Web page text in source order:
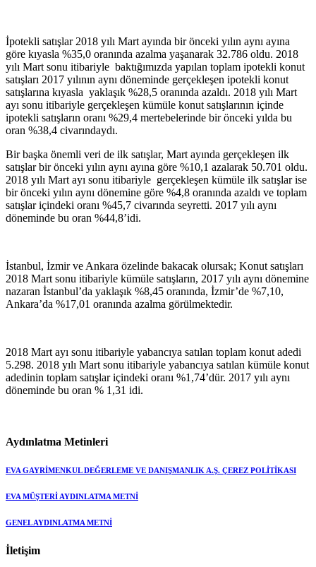
İpotekli satışlar 2018 yılı Mart ayında bir önceki yılın aynı ayına
göre kıyasla %35,0 oranında azalma yaşanarak 32.786 oldu. 2018
yılı Mart sonu itibariyle baktığımızda yapılan toplam ipotekli konut
satışları 2017 yılının aynı döneminde gerçekleşen ipotekli konut
satışlarına kıyasla yaklaşık %28,5 oranında azaldı. 2018 yılı Mart
ayı sonu itibariyle gerçekleşen kümüle konut satışlarının içinde
ipotekli satışların oranı %29,4 mertebelerinde bir önceki yılda bu
oran %38,4 civarındaydı.
Bir başka önemli veri de ilk satışlar, Mart ayında gerçekleşen ilk
satışlar bir önceki yılın aynı ayına göre %10,1 azalarak 50.701 oldu.
2018 yılı Mart ayı sonu itibariyle gerçekleşen kümüle ilk satışlar ise
bir önceki yılın aynı dönemine göre %4,8 oranında azaldı ve toplam
satışlar içindeki oranı %45,7 civarında seyretti. 2017 yılı aynı
döneminde bu oran %44,8’idi.
İstanbul, İzmir ve Ankara özelinde bakacak olursak; Konut satışları
2018 Mart sonu itibariyle kümüle satışların, 2017 yılı aynı dönemine
nazaran İstanbul’da yaklaşık %8,45 oranında, İzmir’de %7,10,
Ankara’da %17,01 oranında azalma görülmektedir.
2018 Mart ayı sonu itibariyle yabancıya satılan toplam konut adedi
5.298. 2018 yılı Mart sonu itibariyle yabancıya satılan kümüle konut
adedinin toplam satışlar içindeki oranı %1,74’dür. 2017 yılı aynı
döneminde bu oran % 1,31 idi.
Aydınlatma Metinleri
EVA GAYRİMENKUL DEĞERLEME VE DANIŞMANLIK A.Ş. ÇEREZ POLİTİKASI
EVA MÜŞTERİ AYDINLATMA METNİ
GENEL AYDINLATMA METNİ
İletişim